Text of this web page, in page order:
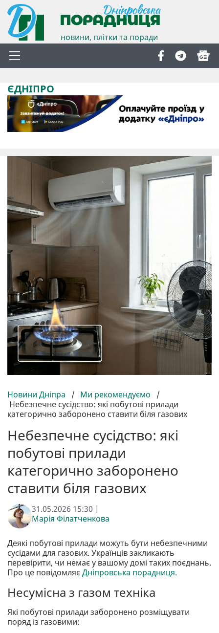
новини, плітки та поради
ЄДНІПРО
Новини Дніпра / Ми рекомендуємо
/
Небезпечне сусідство: які побутові прилади
категорично заборонено ставити біля газових
Небезпечне сусідство: які
побутові прилади
категорично заборонено
ставити біля газових
31.05.2026 15:30 |
Марія Філатченкова
Деякі побутові прилади можуть бути небезпечними
сусідами для газових. Українців закликають
перевірити, чи немає у вашому домі таких поєднань.
Про це повідомляєДніпровська порадниця.
Несумісна з газом техніка
Які побутові прилади заборонено розміщувати
поряд із газовими: